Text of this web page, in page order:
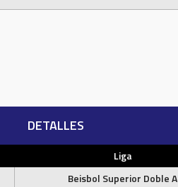
DETALLES
Liga
Beisbol Superior Doble A